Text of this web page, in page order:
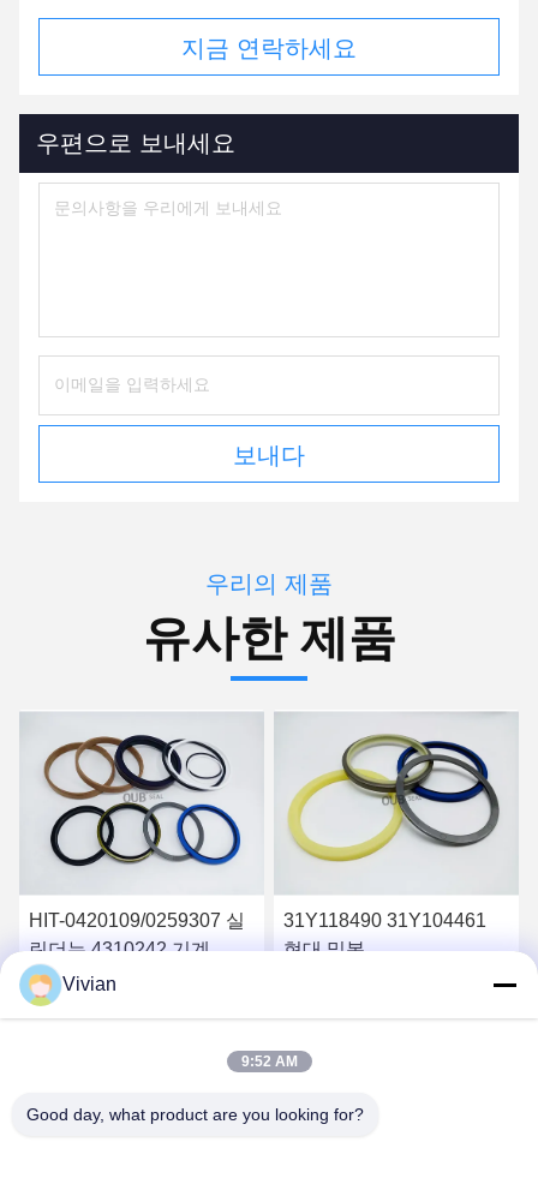
지금 연락하세요
우편으로 보내세요
보내다
우리의 제품
유사한 제품
HIT-0420109/0259307 실
린더는 4310242 기계
ZX450 굴삭기 안내 붐 암
버커 봉지 키트 유압 실린
31Y118490 31Y104461
현대 밀봉
Vivian
9:52 AM
Good day, what product are you looking for?